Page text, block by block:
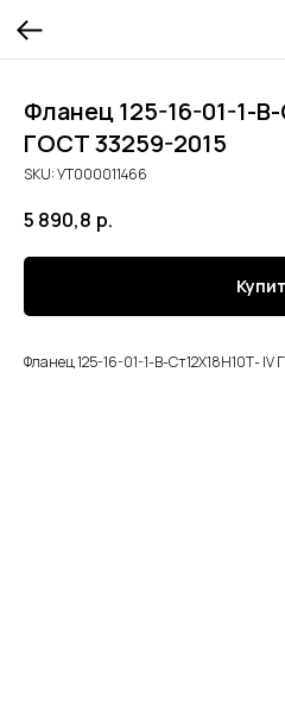
Фланец 125-16-01-1-
ГОСТ 33259-2015
SKU:УТ000011466
5 890,8 р.
Фланец 125-16-01-1-В-Ст12Х18Н10Т- lV